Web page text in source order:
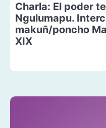
Charla: El poder
Ngulumapu.
makuñ/poncho
XIX